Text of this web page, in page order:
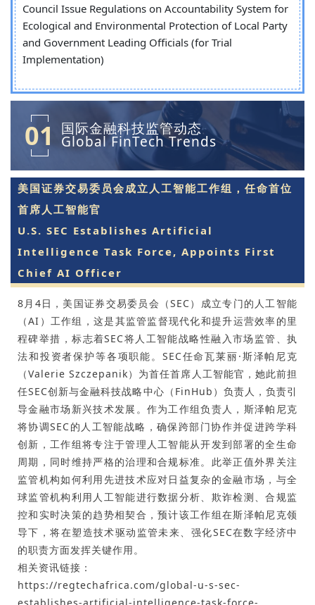
Council Issue Regulations on Accountability System for
Ecological and Environmental Protection of Local Party
and Government Leading Officials (for Trial
Implementation)
01 国际金融科技监管动态
Global FinTech Trends
美国证券交易委员会成立人工智能工作组，任命首位
首席人工智能官
U.S. SEC Establishes Artificial
Intelligence Task Force, Appoints First
Chief AI Officer
8月4日，美国证券交易委员会（SEC）成立专门的人工智能
（AI）工作组，这是其监管监督现代化和提升运营效率的里
程碑举措，标志着SEC将人工智能战略性融入市场监管、执
法和投资者保护等各项职能。SEC任命瓦莱丽·斯泽帕尼克
（Valerie Szczepanik）为首任首席人工智能官，她此前担
任SEC创新与金融科技战略中心（FinHub）负责人，负责引
导金融市场新兴技术发展。作为工作组负责人，斯泽帕尼克
将协调SEC的人工智能战略，确保跨部门协作并促进跨学科
创新，工作组将专注于管理人工智能从开发到部署的全生命
周期，同时维持严格的治理和合规标准。此举正值外界关注
监管机构如何利用先进技术应对日益复杂的金融市场，与全
球监管机构利用人工智能进行数据分析、欺诈检测、合规监
控和实时决策的趋势相契合，预计该工作组在斯泽帕尼克领
导下，将在塑造技术驱动监管未来、强化SEC在数字经济中
的职责方面发挥关键作用。
相关资讯链接：
https://regtechafrica.com/global-u-s-sec-